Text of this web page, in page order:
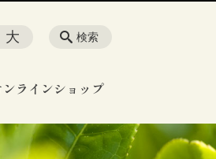
ンラインショップ
検索
大